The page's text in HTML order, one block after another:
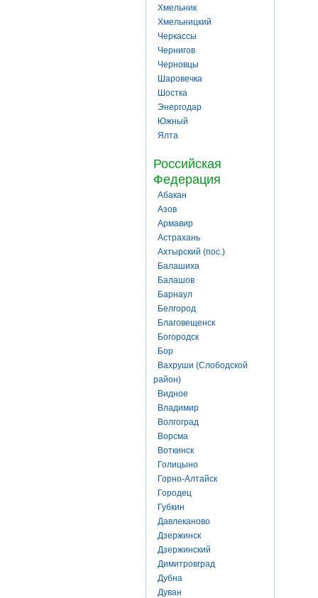
Хмельник
Хмельницкий
Черкассы
Чернигов
Черновцы
Шаровечка
Шостка
Энергодар
Южный
Ялта
Российская
Федерация
Абакан
Азов
Армавир
Астрахань
Ахтырский (пос.)
Балашиха
Балашов
Барнаул
Белгород
Благовещенск
Богородск
Бор
Вахруши (Слободской
район)
Видное
Владимир
Волгоград
Ворсма
Воткинск
Голицыно
Горно-Алтайск
Городец
Губкин
Давлеканово
Дзержинск
Дзержинский
Димитровград
Дубна
Дуван